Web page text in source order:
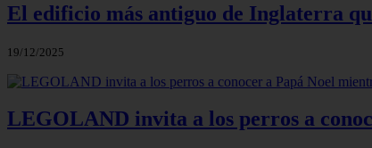
El edificio más antiguo de Inglaterra
19/12/2025
LEGOLAND invita a los perros a